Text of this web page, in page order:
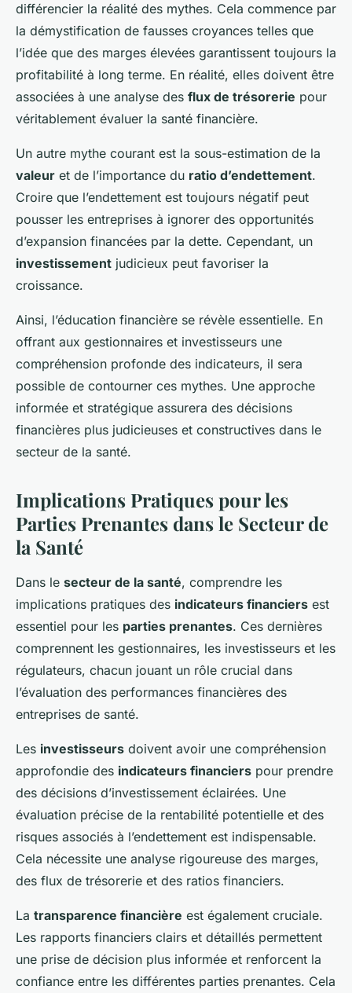
différencier la réalité des mythes. Cela commence par
la démystification de fausses croyances telles que
l’idée que des marges élevées garantissent toujours la
profitabilité à long terme. En réalité, elles doivent être
associées à une analyse des flux de trésorerie pour
véritablement évaluer la santé financière.
Un autre mythe courant est la sous-estimation de la
valeur et de l’importance du ratio d’endettement.
Croire que l’endettement est toujours négatif peut
pousser les entreprises à ignorer des opportunités
d’expansion financées par la dette. Cependant, un
investissement judicieux peut favoriser la
croissance.
Ainsi, l’éducation financière se révèle essentielle. En
offrant aux gestionnaires et investisseurs une
compréhension profonde des indicateurs, il sera
possible de contourner ces mythes. Une approche
informée et stratégique assurera des décisions
financières plus judicieuses et constructives dans le
secteur de la santé.
Implications Pratiques pour les
Parties Prenantes dans le Secteur de
la Santé
Dans le secteur de la santé, comprendre les
implications pratiques des indicateurs financiers est
essentiel pour les parties prenantes. Ces dernières
comprennent les gestionnaires, les investisseurs et les
régulateurs, chacun jouant un rôle crucial dans
l’évaluation des performances financières des
entreprises de santé.
Les investisseurs doivent avoir une compréhension
approfondie des indicateurs financiers pour prendre
des décisions d’investissement éclairées. Une
évaluation précise de la rentabilité potentielle et des
risques associés à l’endettement est indispensable.
Cela nécessite une analyse rigoureuse des marges,
des flux de trésorerie et des ratios financiers.
La transparence financière est également cruciale.
Les rapports financiers clairs et détaillés permettent
une prise de décision plus informée et renforcent la
confiance entre les différentes parties prenantes. Cela